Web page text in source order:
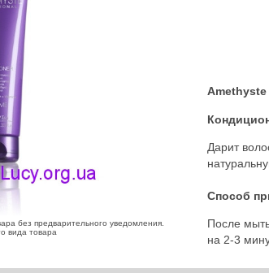
без предварительного уведомления.
вида товара
Дарит
Способ
После
на 2-3